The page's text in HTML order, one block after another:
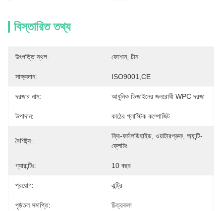
বিস্তারিত তথ্য
উৎপত্তি স্থল: ফোশান, চীন
সাক্ষ্যদান: ISO9001,CE
দরজার নাম: আধুনিক ডিজাইনের জলরোধী WPC দরজা
উপাদান: কাঠের প্লাস্টিক কম্পোজিট
বৈশিষ্ট্য::
ফ্রি-ফর্মালডিহাইড, ওয়াটারপ্রুফ, অ্যান্টি-
ফ্লেমিং
গ্যারান্টিঃ: 10 বছর
প্রয়োগ: এন্ট্রি
পৃষ্ঠতল সমাপ্তি: চিত্রকলা